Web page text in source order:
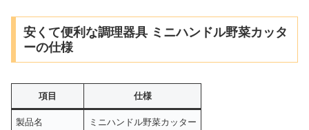
安くて便利な調理器具 ミニハンドル野菜カッタ
ーの仕様
項目 仕様
製品名 ミニハンドル野菜カッター